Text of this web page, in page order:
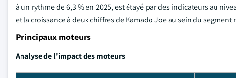
à un rythme de 6,3 % en 2025, est étayé par des indicateurs au
et la croissance à deux chiffres de Kamado Joe au sein du
Principaux moteurs
Analyse de l'impact des moteurs